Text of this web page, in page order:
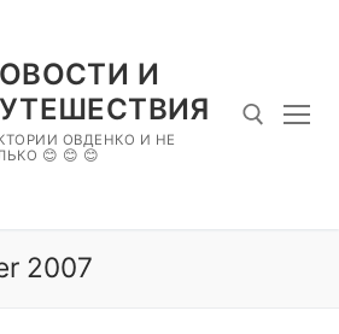
И
ОВДЕНКО И НЕ
😊 😊 😊
2007